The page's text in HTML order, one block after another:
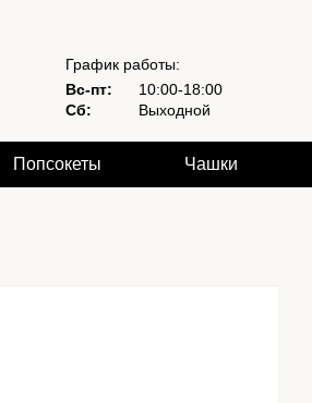
График работы:
Вс-пт:
10:00-18:00
Сб:
Выходной
Попсокеты Чашки